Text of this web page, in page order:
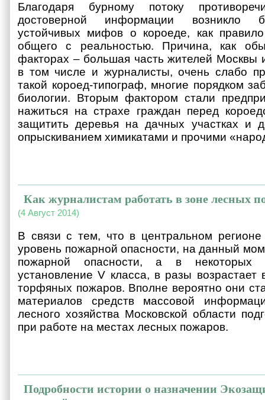
Благодаря бурному потоку
достоверной информации возникло
устойчивых мифов о короеде, как
общего с реальностью. Причина, как
факторах – большая часть жителей Москвы
в том числе и журналисты, очень слабо
такой короед-типограф, многие порядком
биологии. Вторым фактором стали
нажиться на страхе граждан перед
защитить деревья на дачных участках и
опрыскиванием химикатами и прочими
Как журналистам работать в зоне лесных
(4 Август 2014)
В связи с тем, что в центральном регионе
уровень пожарной опасности, на данный
пожарной опасности, а в некоторых
установление V класса, в разы возрастает
торфяных пожаров. Вполне вероятно они
материалов средств массовой
лесного хозяйства Московской области
при работе на местах лесных пожаров.
Подробности истории о назначении